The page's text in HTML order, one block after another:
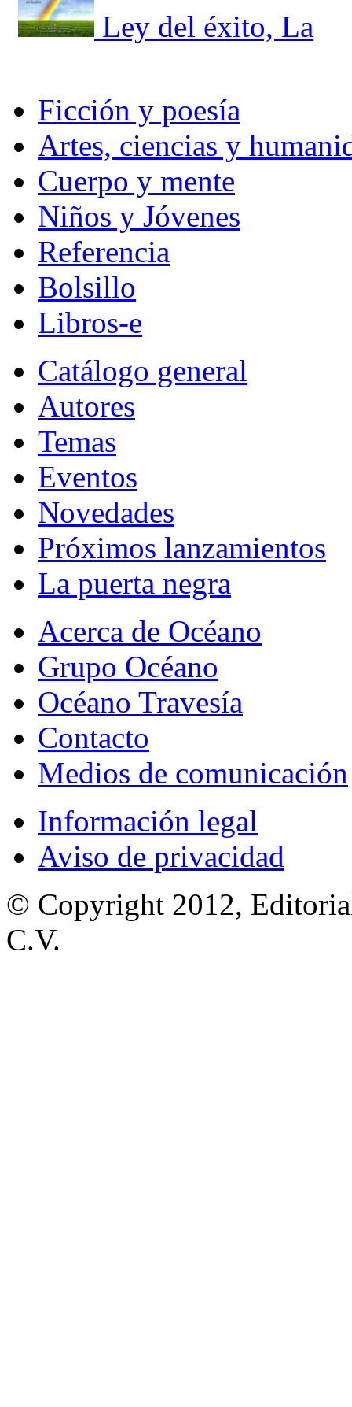
Ley del éxito, La
Ficción y poesía
Artes, ciencias y
Cuerpo y mente
Niños y Jóvenes
Referencia
Bolsillo
Libros-e
Catálogo general
Autores
Temas
Eventos
Novedades
Próximos lanzamientos
La puerta negra
Acerca de Océano
Grupo Océano
Océano Travesía
Contacto
Medios de comunicación
Información legal
Aviso de privacidad
© Copyright 2012,
C.V.